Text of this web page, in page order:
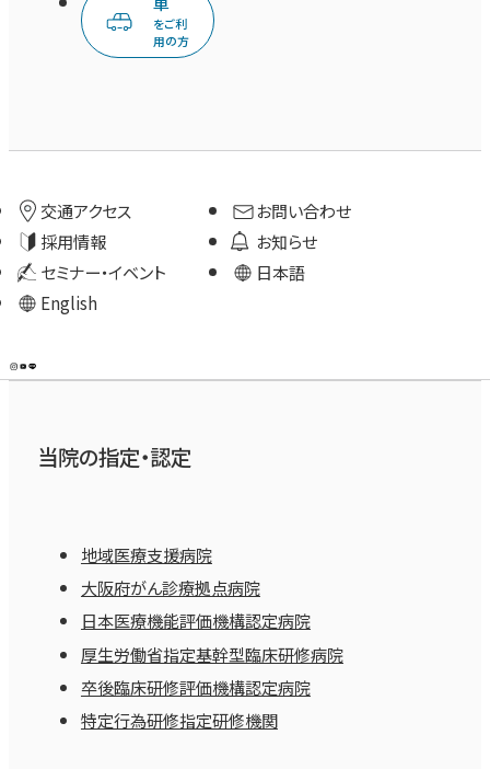
交通アクセス
お問い合わせ
採用情報
お知らせ
セミナー・イベント
日本語
English
をご利
用の方
当院の指定・認定
地域医療支援病院
大阪府がん診療拠点病院
日本医療機能評価機構認定病院
厚生労働省指定基幹型臨床研修病院
卒後臨床研修評価機構認定病院
特定行為研修指定研修機関